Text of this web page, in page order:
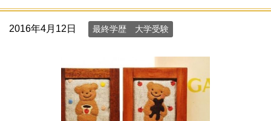
2016年4月12日 最終学歴 大学受験